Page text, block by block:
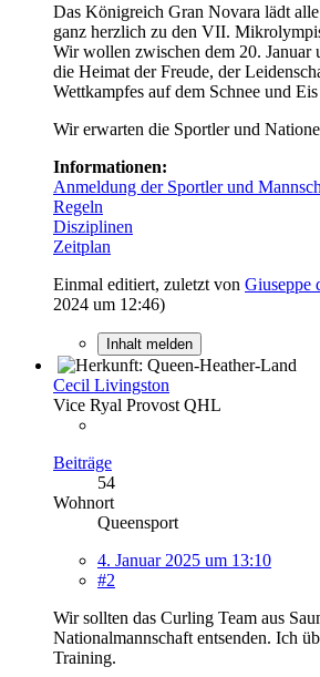
Das Königreich Gran Novara lädt
ganz herzlich zu den VII.
Wir wollen zwischen dem 20. Januar
die Heimat der Freude, der
Wettkampfes auf dem Schnee und Eis
Wir erwarten die Sportler und
Informationen:
Anmeldung der Sportler und
Regeln
Disziplinen
Zeitplan
Einmal editiert, zuletzt von Giuseppe
2024 um 12:46)
Inhalt melden
Cecil Livingston
Vice Ryal Provost QHL
Beiträge
54
Wohnort
Queensport
4. Januar 2025 um 13:10
#2
Wir sollten das Curling Team aus
Nationalmannschaft entsenden. Ich
Training.